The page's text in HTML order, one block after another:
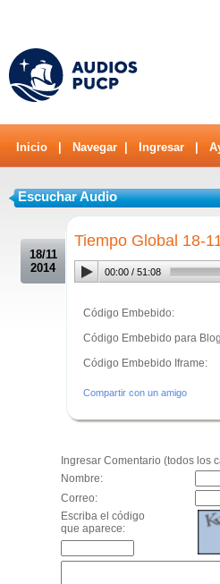
Inicio Navegar Ingresar
Escuchar Audio
18/11
2014
Tiempo Global 18-
00:00 / 51:08
Código Embebido:
Código Embebido para
Código Embebido Iframe:
Compartir con un amigo
Ingresar Comentario (todos los
Nombre:
Correo:
Escriba el código
que aparece: